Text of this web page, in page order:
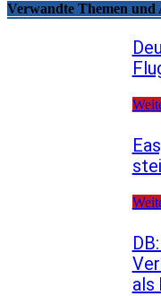
Verwandte Themen
als